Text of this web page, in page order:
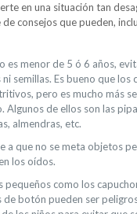
en una situación tan
consejos que pueden,
es menor de 5 ó 6 años,
semillas. Es bueno que los
pero es mucho más
Algunos de ellos son las
almendras, etc.
a que no se meta objetos
los oídos.
pequeños como los
de botón pueden ser